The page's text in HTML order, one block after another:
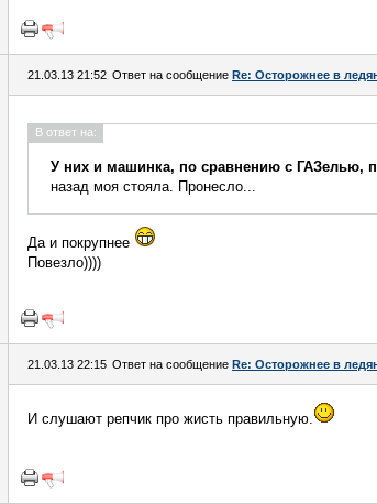
21.03.13 21:52 Ответ на сообщение Re: Осторожнее в
В ответ на:
У них и машинка, по сравнению с ГАЗелью,
назад моя стояла. Пронесло...
Да и покрупнее
Повезло))))
21.03.13 22:15 Ответ на сообщение Re: Осторожнее в
И слушают репчик про жисть правильную.